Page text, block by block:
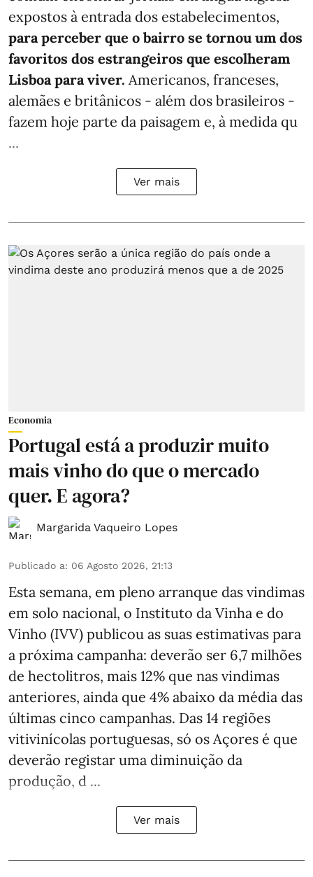
expostos à entrada dos estabelecimentos,
para perceber que o bairro se tornou um dos
favoritos dos estrangeiros que escolheram
Lisboa para viver. Americanos, franceses,
alemães e britânicos - além dos brasileiros -
fazem hoje parte da paisagem e, à medida qu
...
Ver mais
Economia
Portugal está a produzir muito
mais vinho do que o mercado
quer. E agora?
Margarida Vaqueiro Lopes
Publicado a: 06 Agosto 2026, 21:13
Esta semana, em pleno arranque das vindimas
em solo nacional, o Instituto da Vinha e do
Vinho (IVV) publicou as suas estimativas para
a próxima campanha: deverão ser 6,7 milhões
de hectolitros, mais 12% que nas vindimas
anteriores, ainda que 4% abaixo da média das
últimas cinco campanhas. Das 14 regiões
vitivinícolas portuguesas, só os Açores é que
deverão registar uma diminuição da
produção, d ...
Ver mais